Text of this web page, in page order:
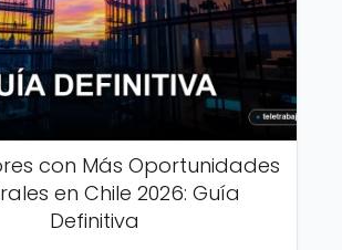
con Más Oportunidades
en Chile 2026: Guía
Definitiva